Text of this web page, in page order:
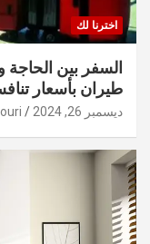
اخترنا لك
السفر بين
طيران بأسعار
ديسمبر 26, 2024